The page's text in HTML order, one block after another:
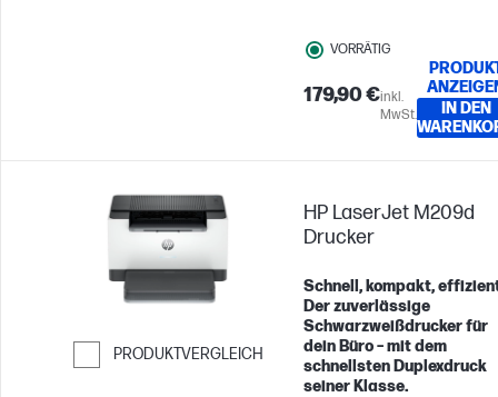
VORRÄTIG
179,90 €inkl.
MwSt.
IN DEN
PRODUKTVERGLEICH
Weiter zum Vergleichen
HP LaserJet M209d
Drucker
Schnell, kompakt,
Der zuverlässige
Schwarzweißdrucker für
dein Büro – mit dem
schnellsten Duplexdruck
seiner Klasse.